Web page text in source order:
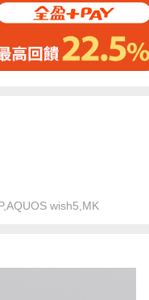
wish5,MK